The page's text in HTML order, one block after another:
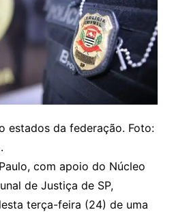
estados da federação. Foto:
com apoio do Núcleo
de Justiça de SP,
terça-feira (24) de uma